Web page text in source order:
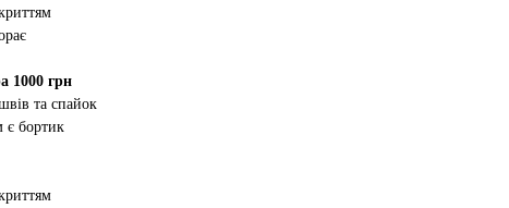
1000 грн
та спайок
є бортик